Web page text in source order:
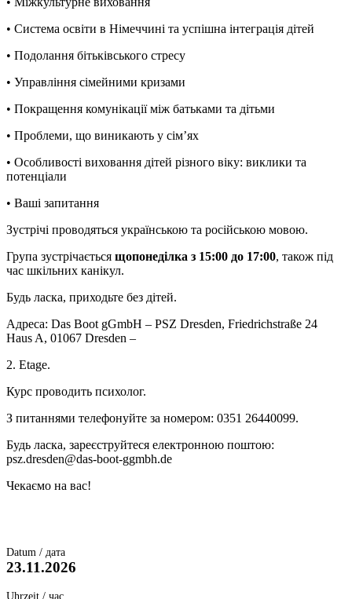
Datum / дата
23.11.2026
Uhrzeit / час
• Система освіти в Німеччині та успішна інтеграція дітей
• Подолання бітьківського стресу
• Управління сімейними кризами
• Покращення комунікації між батьками та дітьми
• Проблеми, що виникають у сім’ях
• Особливості виховання дітей різного віку: виклики та
потенцiали
• Ваші запитання
Зустрічі проводяться українською та російською мовою.
Група зустрічається щопонеділка з 15:00 до 17:00, також під
час шкільних канікул.
Будь ласка, приходьте без дітей.
Адреса: Das Boot gGmbH – PSZ Dresden, Friedrichstraße 24
Haus A, 01067 Dresden –
2. Etage.
Курс проводить психолог.
З питаннями телефонуйте за номером: 0351 26440099.
Будь ласка, зареєструйтеся електронною поштою:
psz.dresden@das-boot-ggmbh.de
Чекаємо на вас!